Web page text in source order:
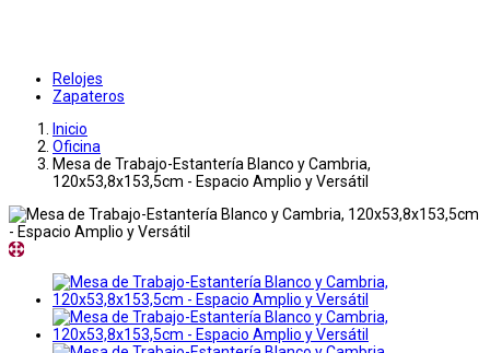
Relojes
Zapateros
Inicio
Oficina
Mesa de Trabajo-Estantería Blanco y Cambria,
120x53,8x153,5cm - Espacio Amplio y Versátil